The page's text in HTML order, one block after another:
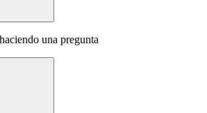
una pregunta